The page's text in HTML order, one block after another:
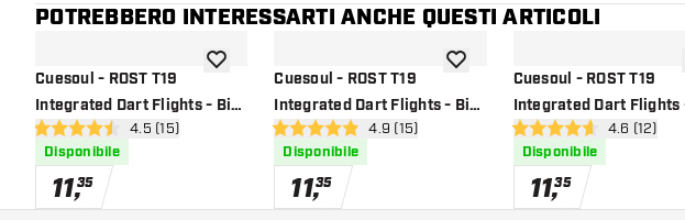
POTREBBERO INTERESSARTI ANCHE QUESTI ARTICOLI
Cuesoul - ROST T19
Integrated Dart Flights - Big
Wing - Grey Blackapri pannello recensioni
4.5 stelle di valutazione
4.5 (15)
Disponibile
11,35
aggiungi alla lista dei desideri
Cuesoul - ROST T19
Integrated Dart Flights - Big
Wing - Grey Redapri pannello recensioni
4.9 stelle di valutazione
4.9 (15)
Disponibile
11,35
aggiungi alla lista dei desideri
Cuesoul - ROST T19
Integrated Dart Flights
Wing - Grey Yellow
apri
4.6 stelle di valutazione
4.6 (12)
Disponibile
11,35